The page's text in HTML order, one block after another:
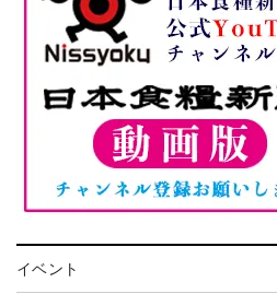
イベント